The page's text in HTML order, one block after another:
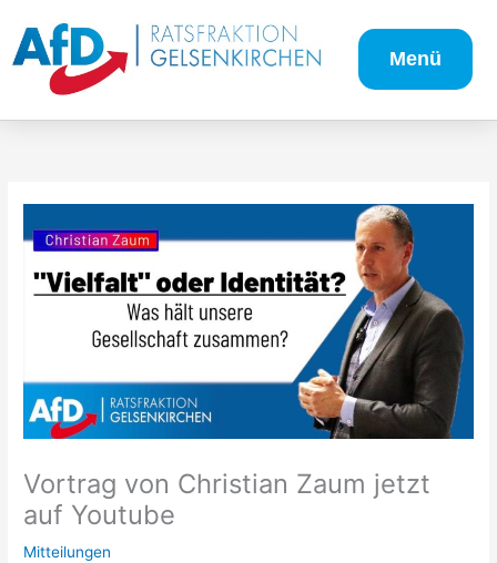
Inhalt
springen
Menü
Vortrag von Christian Zaum jetzt
auf Youtube
Mitteilungen